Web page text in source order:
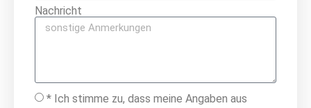
Nachricht
* Ich stimme zu, dass meine Angaben aus